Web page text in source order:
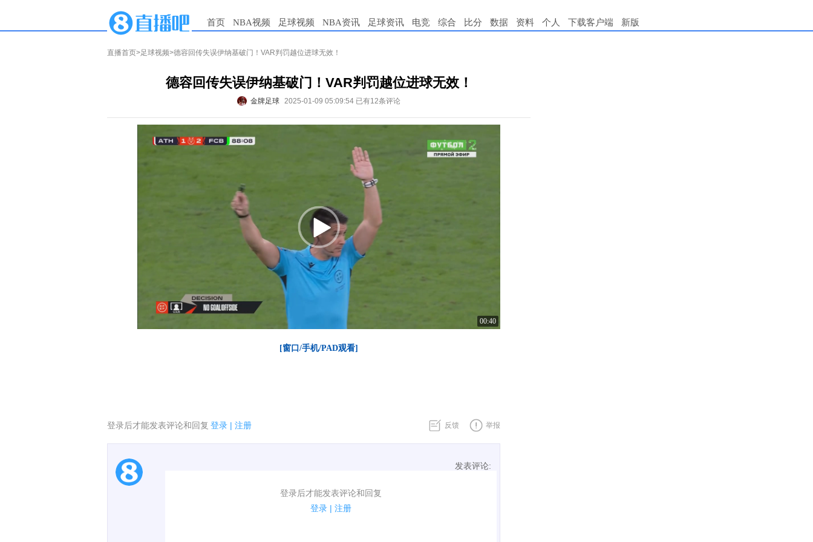
首页 NBA视频 足球视频 NBA资讯 足球资讯 电竞 综合 比分 数据 资料 个人 下载客户端 新版
直播首页>足球视频>德容回传失误伊纳基破门！VAR判罚越位进球无效！
德容回传失误伊纳基破门！VAR判罚越位进球无效！
金牌足球 2025-01-09 05:09:54 已有12条评论
00:40
[窗口/手机/PAD观看]
登录后才能发表评论和回复 登录 | 注册 反馈 举报
发表评论:
登录后才能发表评论和回复
登录 | 注册
1.电脑端新用户可以发表评论了！